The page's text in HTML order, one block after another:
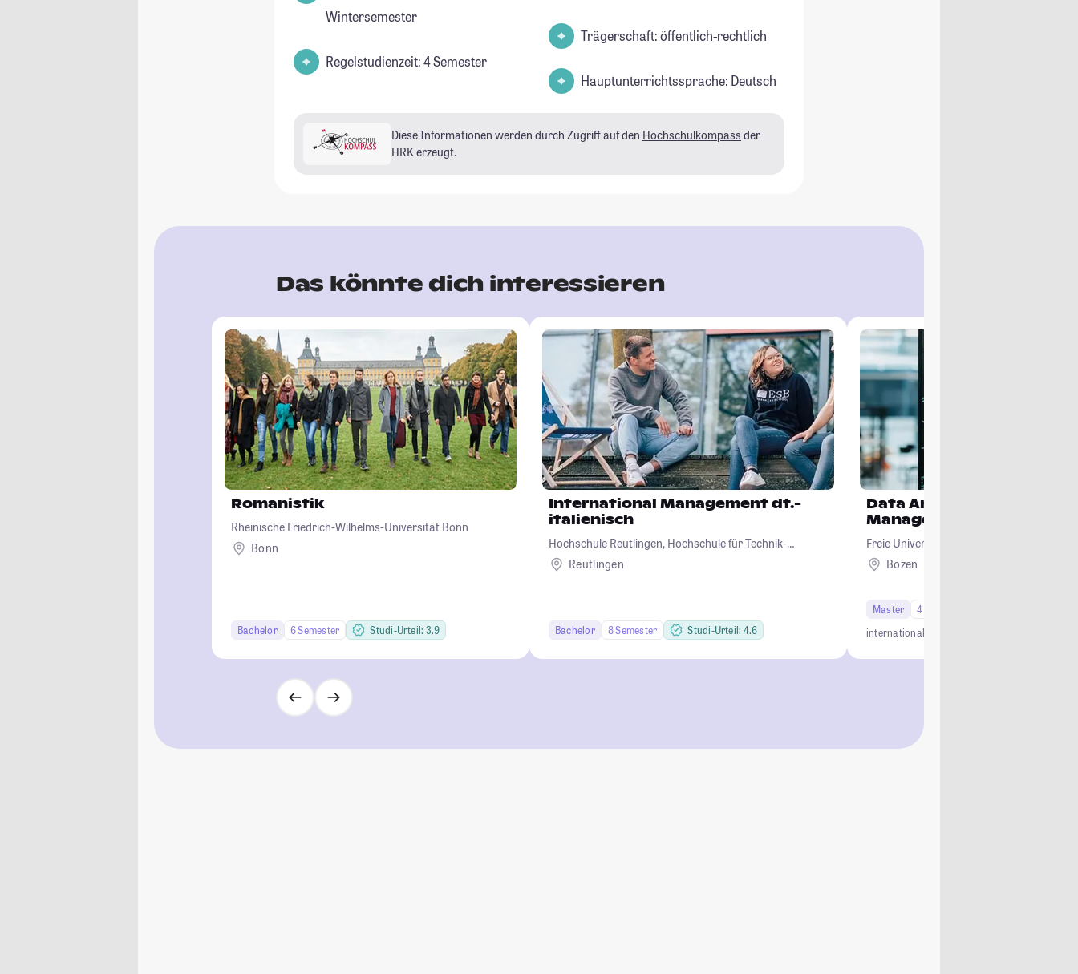
Wintersemester
Regelstudienzeit: 4 Semester
Trägerschaft: öffentlich-rechtlich
Hauptunterrichtssprache: Deutsch
Diese Informationen werden durch Zugriff auf den Hochschulkompass der
HRK erzeugt.
Das könnte dich interessieren
Romanistik
Rheinische Friedrich-Wilhelms-Universität Bonn
Bonn
Bachelor 6 Semester Studi-Urteil: 3.9
International Management dt.-
italienisch
Hochschule Reutlingen, Hochschule für Technik-
Wirtschaft-Informatik-Design
Reutlingen
Bachelor 8 Semester Studi-Urteil: 4.6
Data Analytics for
Management
Freie Universität Bozen
Bozen
Master
4 Semester
international